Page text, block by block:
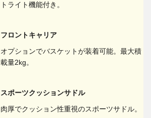
トライト機能付き。
フロントキャリア
オプションでバスケットが装着可能。最大積
載量2kg。
スポーツクッションサドル
肉厚でクッション性重視のスポーツサドル。